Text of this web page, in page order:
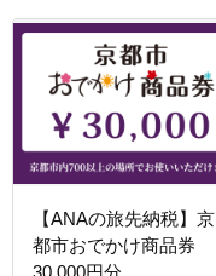
【ANAの旅先納税】京
都市おでかけ商品券